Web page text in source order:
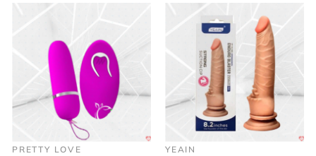
PRETTY LOVE YEAIN